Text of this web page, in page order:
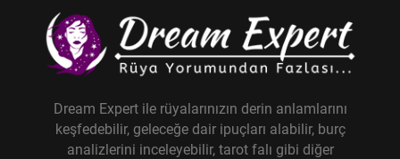
Dream Expert ile rüyalarınızın derin anlamlarını
keşfedebilir, geleceğe dair ipuçları alabilir, burç
analizlerini inceleyebilir, tarot falı gibi diğer